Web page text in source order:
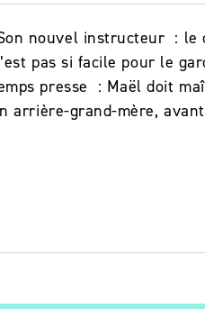
nouvel instructeur : le
pas si facile pour le
presse : Maël doit
arrière-grand-mère,